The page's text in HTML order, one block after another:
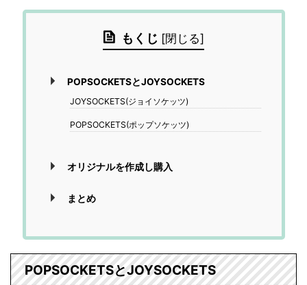
もくじ [閉じる]
POPSOCKETSとJOYSOCKETS
JOYSOCKETS(ジョイソケッツ)
POPSOCKETS(ポップソケッツ)
オリジナルを作成し購入
まとめ
POPSOCKETSとJOYSOCKETS